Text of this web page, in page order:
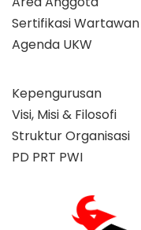
Sertifikasi Wartawan
Agenda UKW
Kepengurusan
Visi, Misi & Filosofi
Struktur Organisasi
PD PRT PWI